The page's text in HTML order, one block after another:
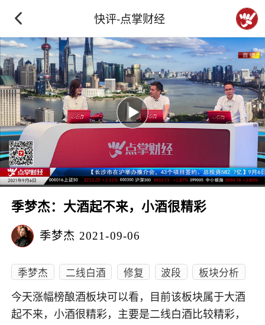
快评-点掌财经
季梦杰：大酒起不来，小酒很精彩
季梦杰 2021-09-06
季梦杰 二线白酒 修复 波段 板块分析
今天涨幅榜酿酒板块可以看，目前该板块属于大酒
起不来，小酒很精彩，主要是二线白酒比较精彩，